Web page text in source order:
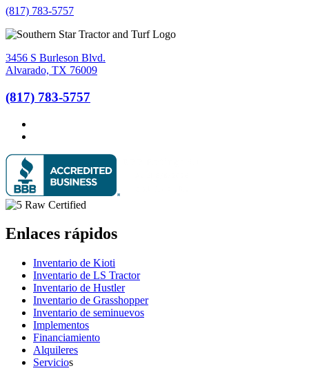
(817) 783-5757
3456 S Burleson Blvd.
Alvarado, TX 76009
(817) 783-5757
Enlaces rápidos
Inventario de Kioti
Inventario de LS Tractor
Inventario de Hustler
Inventario de Grasshopper
Inventario de seminuevos
Implementos
Financiamiento
Alquileres
Servicios